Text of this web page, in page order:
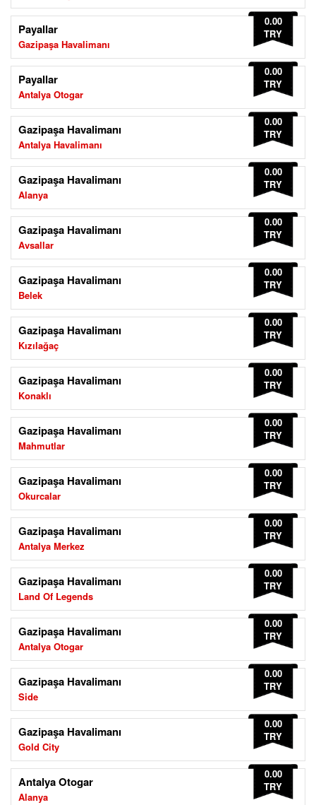
Payallar
Gazipaşa Havalimanı
0.00
TRY
Payallar
Antalya Otogar
0.00
TRY
Gazipaşa Havalimanı
Antalya Havalimanı
0.00
TRY
Gazipaşa Havalimanı
Alanya
0.00
TRY
Gazipaşa Havalimanı
Avsallar
0.00
TRY
Gazipaşa Havalimanı
Belek
0.00
TRY
Gazipaşa Havalimanı
Kızılağaç
0.00
TRY
Gazipaşa Havalimanı
Konaklı
0.00
TRY
Gazipaşa Havalimanı
Mahmutlar
0.00
TRY
Gazipaşa Havalimanı
Okurcalar
0.00
TRY
Gazipaşa Havalimanı
Antalya Merkez
0.00
TRY
Gazipaşa Havalimanı
Land Of Legends
0.00
TRY
Gazipaşa Havalimanı
Antalya Otogar
0.00
TRY
Gazipaşa Havalimanı
Side
0.00
TRY
Gazipaşa Havalimanı
Gold City
0.00
TRY
Antalya Otogar
Alanya
0.00
TRY